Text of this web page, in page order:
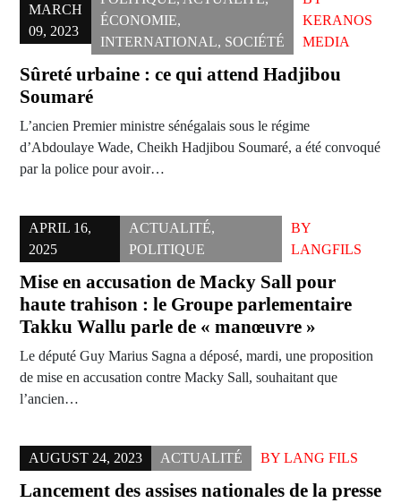
MARCH
09, 2023
ÉCONOMIE,
INTERNATIONAL, SOCIÉTÉ
KERANOS
MEDIA
Sûreté urbaine : ce qui attend Hadjibou
Soumaré
L’ancien Premier ministre sénégalais sous le régime
d’Abdoulaye Wade, Cheikh Hadjibou Soumaré, a été convoqué
par la police pour avoir…
APRIL 16,
2025
ACTUALITÉ,
POLITIQUE
BY
LANGFILS
Mise en accusation de Macky Sall pour
haute trahison : le Groupe parlementaire
Takku Wallu parle de « manœuvre »
Le député Guy Marius Sagna a déposé, mardi, une proposition
de mise en accusation contre Macky Sall, souhaitant que
l’ancien…
AUGUST 24, 2023 ACTUALITÉ BY LANG FILS
Lancement des assises nationales de la presse